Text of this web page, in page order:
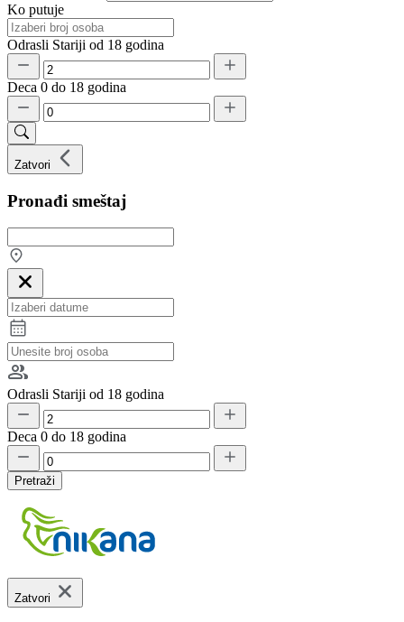
Ko putuje
Odrasli Stariji od 18 godina
Deca 0 do 18 godina
Zatvori
Pronađi smeštaj
Odrasli Stariji od 18 godina
Deca 0 do 18 godina
Pretraži
Zatvori